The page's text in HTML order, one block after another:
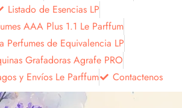
Listado de Esencias LP
AAA Plus 1.1 Le Parffum
Perfumes de Equivalencia LP
Grafadoras Agrafe PRO
y Envíos Le Parffum
Contactenos